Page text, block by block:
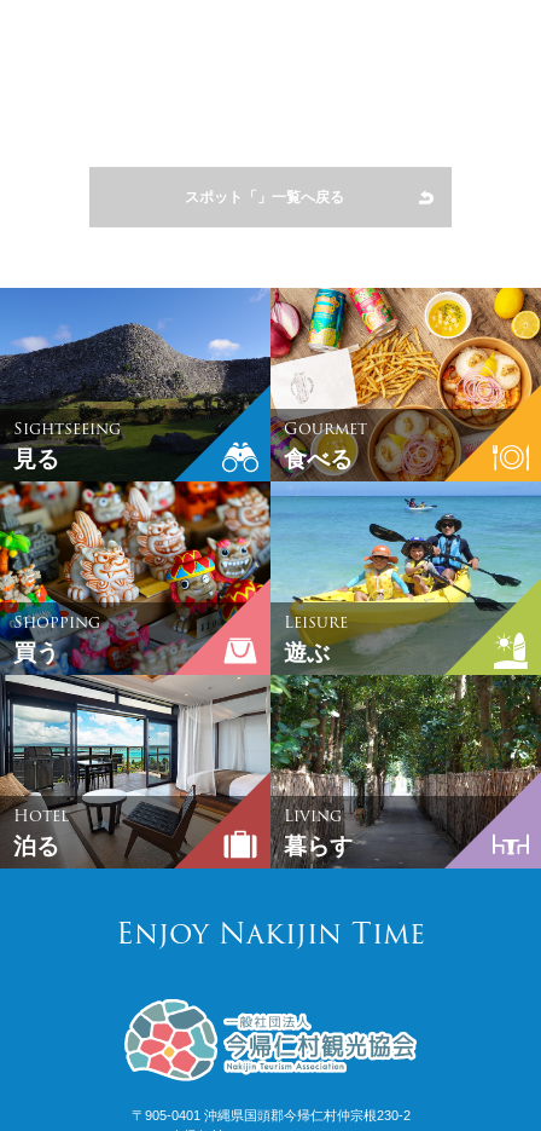
スポット「」一覧へ戻る
Sightseeing
見る
Gourmet
食べる
Shopping
買う
Leisure
遊ぶ
Hotel
泊る
Living
暮らす
Enjoy Nakijin Time
〒905-0401 沖縄県国頭郡今帰仁村仲宗根230-2